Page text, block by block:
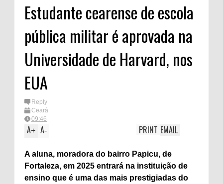
Estudante cearense de escola
pública militar é aprovada na
Universidade de Harvard, nos
EUA
Reply
Ceará
09:46
A+ A- EMAIL
PRINT
A aluna, moradora do bairro Papicu, de
Fortaleza, em 2025 entrará na instituição de
ensino que é uma das mais prestigiadas do